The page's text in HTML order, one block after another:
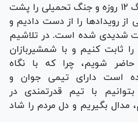
وی افزود: ما سال گذشته، جنگ ۱۲ روزه و جنگ تحمیلی را پشت
رویداد‌ها را از دست دادیم و
شدیدی شده است. در تلاشیم
ثابت کنیم و با شمشیربازان
شویم، چرا که با نگاه
است دارای تیمی جوان و
با تیم قدرتمندی در
بگیریم و دل مردم را شاد